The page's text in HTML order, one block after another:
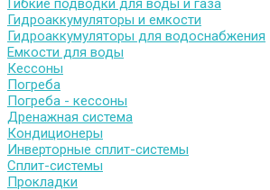
Гибкие подводки для воды и газа
Гидроаккумуляторы и емкости
Гидроаккумуляторы для водоснабжения
Емкости для воды
Кессоны
Погреба
Погреба - кессоны
Дренажная система
Кондиционеры
Инверторные сплит-системы
Сплит-системы
Прокладки